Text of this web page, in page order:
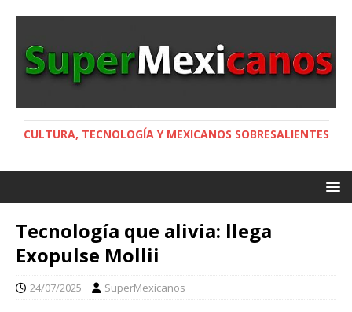
CULTURA, TECNOLOGÍA Y MEXICANOS SOBRESALIENTES
Tecnología que alivia: llega
Exopulse Mollii
24/07/2025 SuperMexicanos